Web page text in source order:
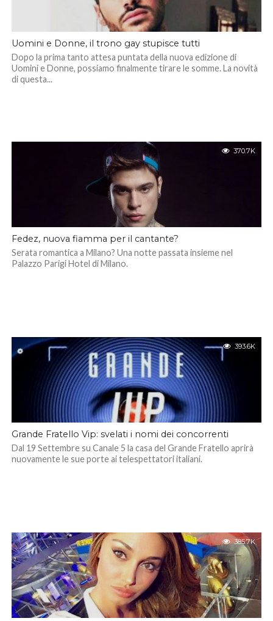
Uomini e Donne, il trono gay stupisce tutti
Dopo la prima tanto attesa puntata della nuova edizione di
Uomini e Donne, possiamo finalmente tirare le somme. La novità
di questa...
370.7K
Fedez, nuova fiamma per il cantante?
Serata romantica a Milano? Una notte passata insieme nel
Palazzo Parigi Hotel di Milano.
393.6K
Grande Fratello Vip: svelati i nomi dei concorrenti
Dal 19 Settembre su Canale 5 la casa del Grande Fratello aprirà
nuovamente le sue porte ai telespettatori italiani.
385.7K